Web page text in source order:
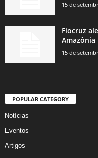
15 de
Fiocruz
15 de
POPULAR CATEGORY
Notícias
Eventos
Artigos